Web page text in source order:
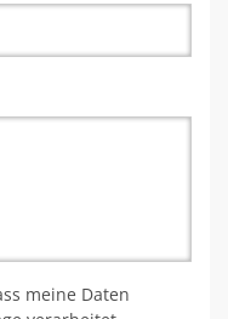
meine Daten